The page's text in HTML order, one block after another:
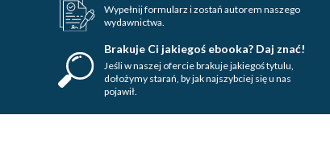
Wypełnij formularz i zostań autorem naszego
wydawnictwa.
Brakuje Ci jakiegoś ebooka? Daj znać!
Jeśli w naszej ofercie brakuje jakiegoś tytulu,
dołożymy starań, by jak najszybciej się u nas
pojawił.